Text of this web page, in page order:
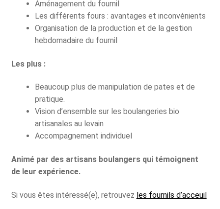
Aménagement du fournil
Les différents fours : avantages et inconvénients
Organisation de la production et de la gestion
hebdomadaire du fournil
Les plus :
Beaucoup plus de manipulation de pates et de
pratique.
Vision d’ensemble sur les boulangeries bio
artisanales au levain
Accompagnement individuel
Animé par des artisans boulangers qui témoignent
de leur expérience.
Si vous êtes intéressé(e), retrouvez les fournils d’acceuil